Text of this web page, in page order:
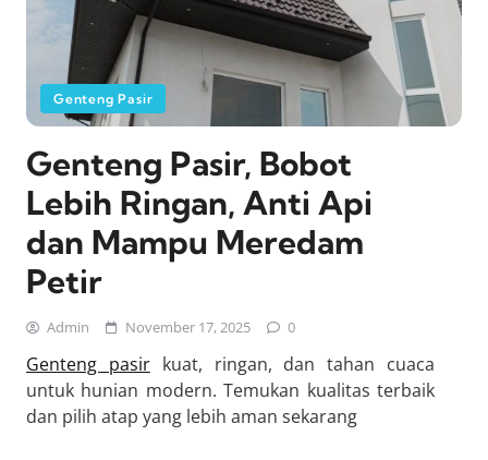
Genteng Pasir
Genteng Pasir, Bobot
Lebih Ringan, Anti Api
dan Mampu Meredam
Petir
Admin November 17, 2025 0
Genteng pasirkuat, ringan, dan tahan cuaca
untuk hunian modern. Temukan kualitas terbaik
dan pilih atap yang lebih aman sekarang